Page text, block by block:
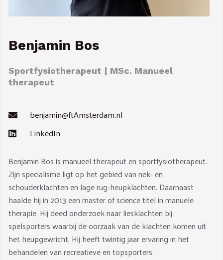
Benjamin Bos
Sportfysiotherapeut | MSc. Manueel
therapeut
benjamin@ftAmsterdam.nl
LinkedIn
Benjamin Bos is manueel therapeut en sportfysiotherapeut.
Zijn specialisme ligt op het gebied van nek- en
schouderklachten en lage rug-heupklachten. Daarnaast
haalde hij in 2013 een master of science titel in manuele
therapie. Hij deed onderzoek naar liesklachten bij
spelsporters waarbij de oorzaak van de klachten komen uit
het heupgewricht. Hij heeft twintig jaar ervaring in het
behandelen van recreatieve en topsporters.